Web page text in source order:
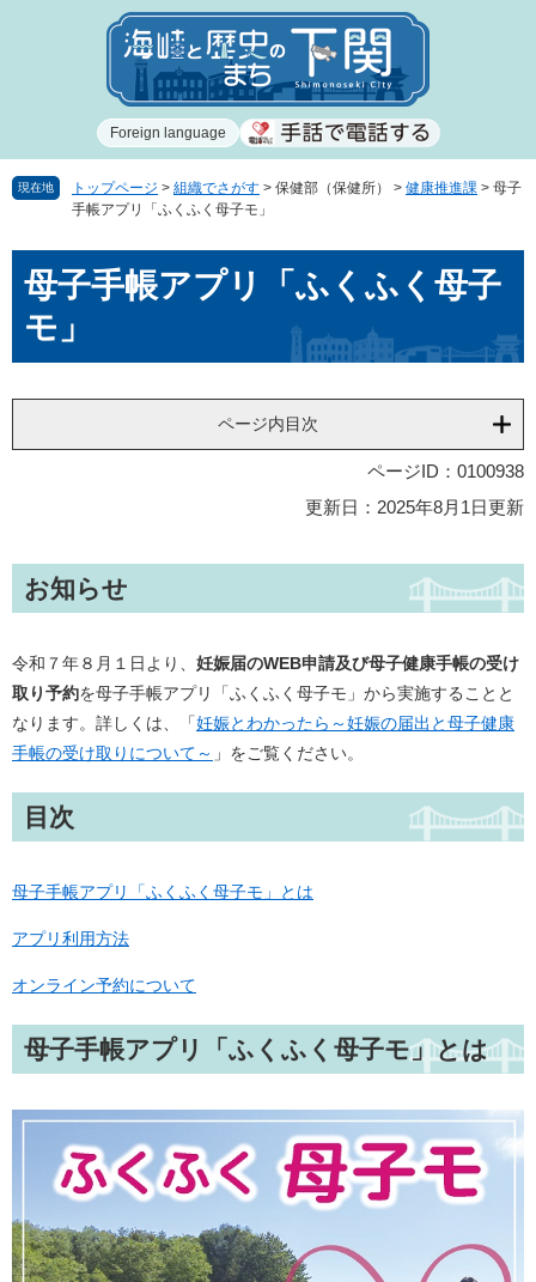
で
ば
Foreign language
現在地 トップページ > 組織でさがす > 保健部（保健所） > 健康推進課 > 母子
手帳アプリ「ふくふく母子モ」
文母子手帳アプリ「ふくふく母子
モ」
ページ内目次
ページID：0100938
更新日：2025年8月1日更新
お知らせ
令和７年８月１日より、 妊娠届のWEB申請及び母子健康手帳の受け
取り予約を母子手帳アプリ「ふくふく母子モ」から実施することと
なります。詳しくは、「妊娠とわかったら～妊娠の届出と母子健康
手帳の受け取りについて～ 」をご覧ください。
目次
母子手帳アプリ「ふくふく母子モ」とは
アプリ利用方法
オンライン予約について
母子手帳アプリ「ふくふく母子モ」とは